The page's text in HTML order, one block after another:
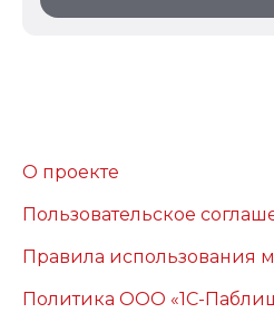
О проекте
Пользовательское
Правила использования
Политика ООО «1С-